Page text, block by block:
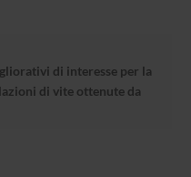
di interesse per la
di vite ottenute da